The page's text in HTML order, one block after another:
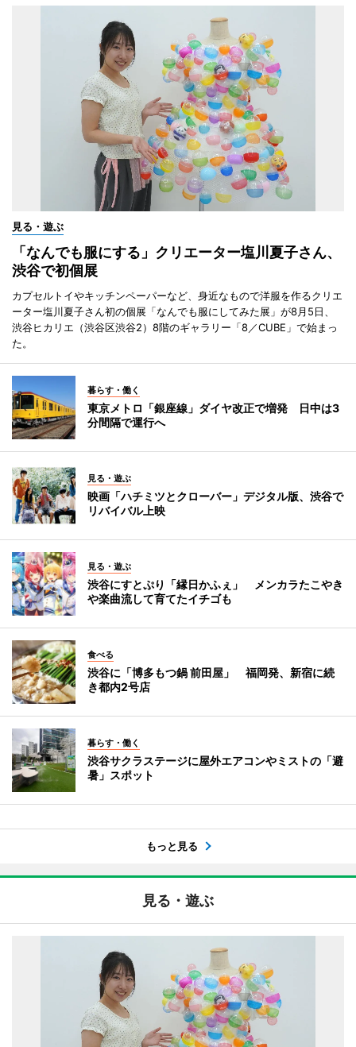
見る・遊ぶ
「なんでも服にする」クリエーター塩川夏子さん、
渋谷で初個展
カプセルトイやキッチンペーパーなど、身近なもので洋服を作るクリエ
ーター塩川夏子さん初の個展「なんでも服にしてみた展」が8月5日、
渋谷ヒカリエ（渋谷区渋谷2）8階のギャラリー「8／CUBE」で始まっ
た。
暮らす・働く
東京メトロ「銀座線」ダイヤ改正で増発 日中は3
分間隔で運行へ
見る・遊ぶ
映画「ハチミツとクローバー」デジタル版、渋谷で
リバイバル上映
見る・遊ぶ
渋谷にすとぷり「縁日かふぇ」 メンカラたこやき
や楽曲流して育てたイチゴも
食べる
渋谷に「博多もつ鍋 前田屋」 福岡発、新宿に続
き都内2号店
暮らす・働く
渋谷サクラステージに屋外エアコンやミストの「避
暑」スポット
もっと見る
見る・遊ぶ